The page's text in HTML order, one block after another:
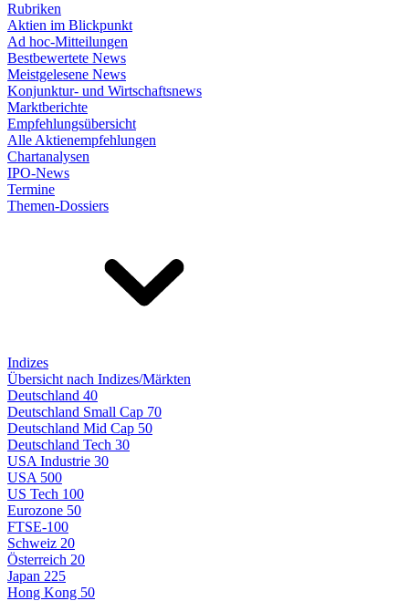
Rubriken
Aktien im Blickpunkt
Ad hoc-Mitteilungen
Bestbewertete News
Meistgelesene News
Konjunktur- und Wirtschaftsnews
Marktberichte
Empfehlungsübersicht
Alle Aktienempfehlungen
Chartanalysen
IPO-News
Termine
Themen-Dossiers
Indizes
Übersicht nach Indizes/Märkten
Deutschland 40
Deutschland Small Cap 70
Deutschland Mid Cap 50
Deutschland Tech 30
USA Industrie 30
USA 500
US Tech 100
Eurozone 50
FTSE-100
Schweiz 20
Österreich 20
Japan 225
Hong Kong 50